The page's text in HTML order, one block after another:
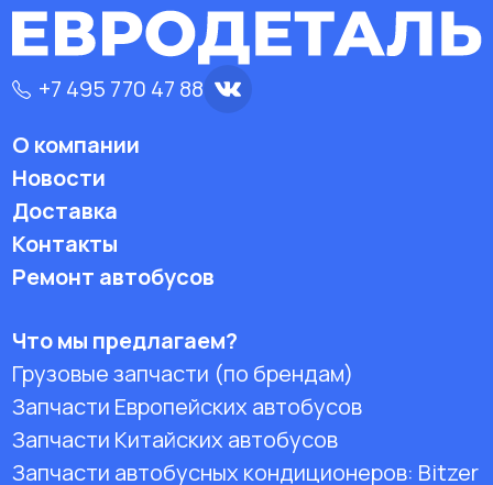
+7 495 770 47 88
О компании
Новости
Доставка
Контакты
Ремонт автобусов
Что мы предлагаем?
Грузовые запчасти (по брендам)
Запчасти Европейских автобусов
Запчасти Китайских автобусов
Запчасти автобусных кондиционеров: Bitzer